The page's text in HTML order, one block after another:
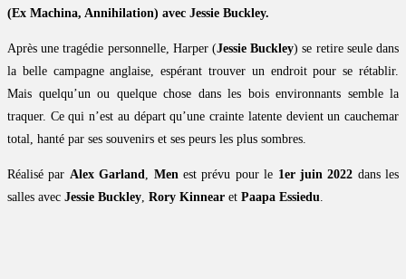
(Ex Machina, Annihilation) avec Jessie Buckley.
Après une tragédie personnelle, Harper (Jessie Buckley) se retire seule dans
la belle campagne anglaise, espérant trouver un endroit pour se rétablir.
Mais quelqu’un ou quelque chose dans les bois environnants semble la
traquer. Ce qui n’est au départ qu’une crainte latente devient un cauchemar
total, hanté par ses souvenirs et ses peurs les plus sombres.
Réalisé par Alex Garland, Menest prévu pour le 1er juin 2022 dans les
salles avec Jessie Buckley, Rory Kinnear et Paapa Essiedu.